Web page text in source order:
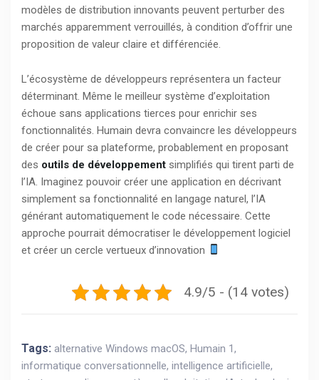
modèles de distribution innovants peuvent perturber des
marchés apparemment verrouillés, à condition d’offrir une
proposition de valeur claire et différenciée.
L’écosystème de développeurs représentera un facteur
déterminant. Même le meilleur système d’exploitation
échoue sans applications tierces pour enrichir ses
fonctionnalités. Humain devra convaincre les développeurs
de créer pour sa plateforme, probablement en proposant
des outils de développement simplifiés qui tirent parti de
l’IA. Imaginez pouvoir créer une application en décrivant
simplement sa fonctionnalité en langage naturel, l’IA
générant automatiquement le code nécessaire. Cette
approche pourrait démocratiser le développement logiciel
et créer un cercle vertueux d’innovation
4.9/5 - (14 votes)
Tags: alternative Windows macOS, Humain 1,
informatique conversationnelle, intelligence artificielle,